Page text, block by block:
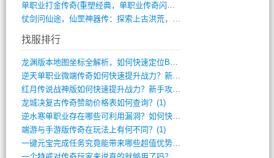
单职业打金传奇(重塑经典，单职业传奇闪耀(10)
仗剑问仙途，仙罡神器传：探索上古洪荒，揭(813)
找服排行
龙渊版本地图坐标全解析，如何快速定位BO(3)
逆天单职业微端传奇如何快速提升战力？新手(2)
红月传说战神版如何快速提升战力？新手攻略(2)
龙城决复古传奇赞助价格表如何查询？(1)
逆水寒单职业存在哪些可利用漏洞？如何快速(1)
端游与手游版传奇在玩法上有何不同？(1)
一键元宝完成任务究竟能带来哪些超值优势？(0)